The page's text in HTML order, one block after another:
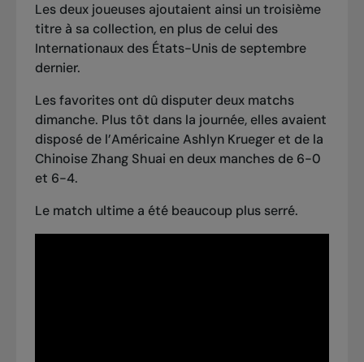
Les deux joueuses ajoutaient ainsi un troisième
titre à sa collection, en plus de celui des
Internationaux des États-Unis de septembre
dernier.
Les favorites ont dû disputer deux matchs
dimanche. Plus tôt dans la journée, elles avaient
disposé de l’Américaine Ashlyn Krueger et de la
Chinoise Zhang Shuai en deux manches de 6-0
et 6-4.
Le match ultime a été beaucoup plus serré.